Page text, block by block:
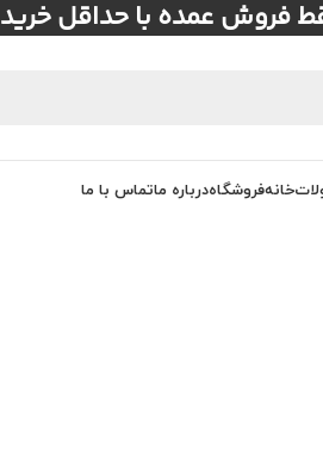
عمده با حداقل خرید ۵ میلیون تومان ! برای خرید
خانهفروشگاهدرباره ماتماس با ما